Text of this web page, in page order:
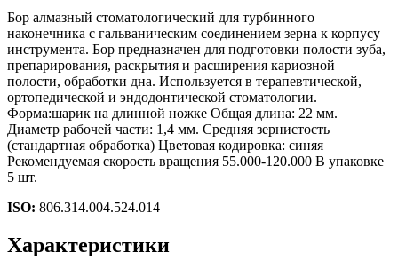
Бор алмазный стоматологический для турбинного
наконечника с гальваническим соединением зерна к корпусу
инструмента. Бор предназначен для подготовки полости зуба,
препарирования, раскрытия и расширения кариозной
полости, обработки дна. Используется в терапевтической,
ортопедической и эндодонтической стоматологии.
Форма:шарик на длинной ножке Общая длина: 22 мм.
Диаметр рабочей части: 1,4 мм. Средняя зернистость
(стандартная обработка) Цветовая кодировка: синяя
Рекомендуемая скорость вращения 55.000-120.000 В упаковке
5 шт.
ISO: 806.314.004.524.014
Характеристики